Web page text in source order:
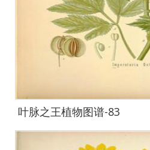
叶脉之王植物图谱-83